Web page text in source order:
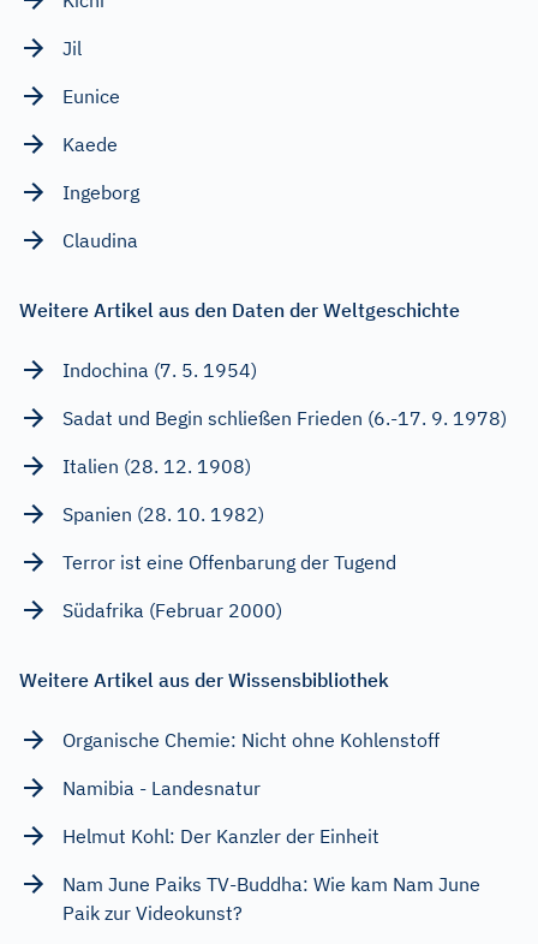
Jil
Eunice
Kaede
Ingeborg
Claudina
Weitere Artikel aus den Daten der Weltgeschichte
Indochina (7. 5. 1954)
Sadat und Begin schließen Frieden (6.-17. 9. 1978)
Italien (28. 12. 1908)
Spanien (28. 10. 1982)
Terror ist eine Offenbarung der Tugend
Südafrika (Februar 2000)
Weitere Artikel aus der Wissensbibliothek
Organische Chemie: Nicht ohne Kohlenstoff
Namibia - Landesnatur
Helmut Kohl: Der Kanzler der Einheit
Nam June Paiks TV-Buddha: Wie kam Nam June
Paik zur Videokunst?